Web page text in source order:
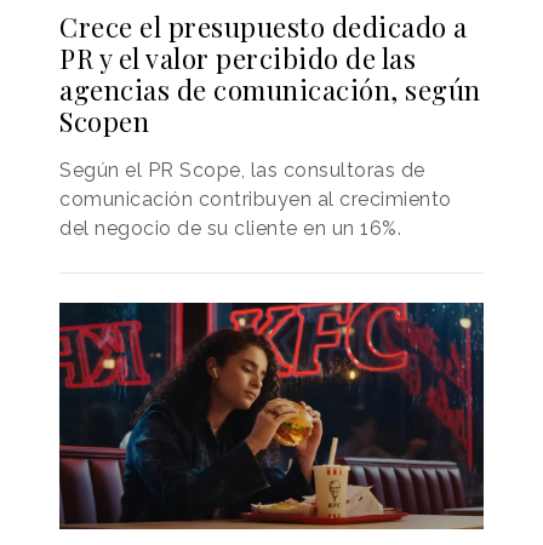
Crece el presupuesto dedicado a
PR y el valor percibido de las
agencias de comunicación, según
Scopen
Según el PR Scope, las consultoras de
comunicación contribuyen al crecimiento
del negocio de su cliente en un 16%.